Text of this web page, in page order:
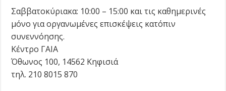
Σαββατοκύριακα: 10:00 – 15:00 και τις καθημερινές
μόνο για οργανωμένες επισκέψεις κατόπιν
συνεννόησης.
Κέντρο ΓΑΙΑ
Όθωνος 100, 14562 Κηφισιά
τηλ. 210 8015 870